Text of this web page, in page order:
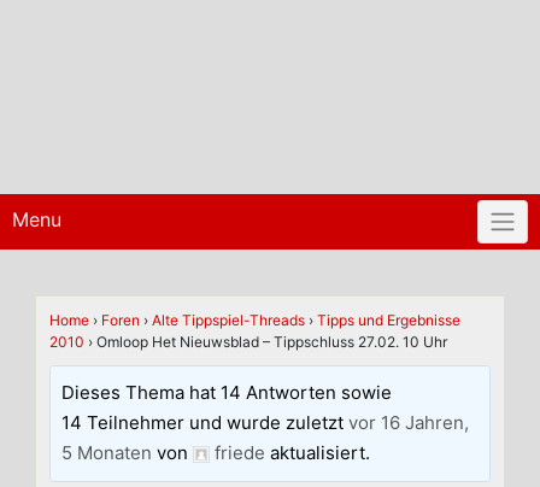
Menu
Home › Foren › Alte Tippspiel-Threads › Tipps und Ergebnisse
2010 › Omloop Het Nieuwsblad – Tippschluss 27.02. 10 Uhr
Dieses Thema hat 14 Antworten sowie
14 Teilnehmer und wurde zuletztvor 16 Jahren,
5 Monaten von friede aktualisiert.